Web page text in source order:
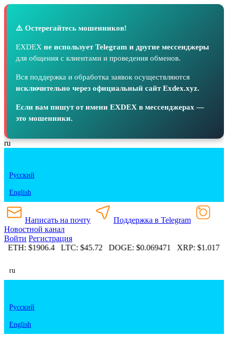
⚠️ Остерегайтесь мошенников!
EXDEX не использует Telegram и другие мессенджеры
для общения с клиентами и проведения обменов.
Вся поддержка и обработка заявок осуществляются
исключительно через официальный сайт Exdex.xyz.
Если вам пишут от имени EXDEX в мессенджерах —
это мошенники.
ru
Русский
English
Написать на почту
Поддержка в Telegram
Новостной канал
Войти Регистрация
ETH:$1906.4 LTC:$45.72 DOGE:$0.069471 XRP:$1.017
ru
Русский
English